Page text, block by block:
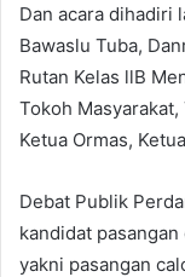
Dan acara dihadiri
Bawaslu Tuba,
Rutan Kelas llB
Tokoh Masyarakat,
Ketua Ormas,
Debat Publik
kandidat
yakni pasangan